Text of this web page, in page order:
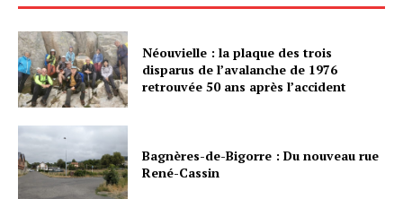
Néouvielle : la plaque des trois
disparus de l’avalanche de 1976
retrouvée 50 ans après l’accident
Bagnères-de-Bigorre : Du nouveau rue
René-Cassin